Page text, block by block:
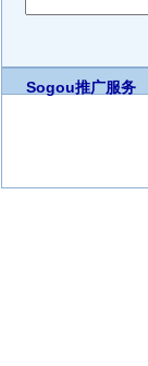
Sogou推广服务